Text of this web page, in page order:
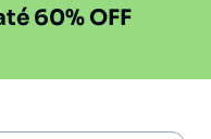
60% OFF